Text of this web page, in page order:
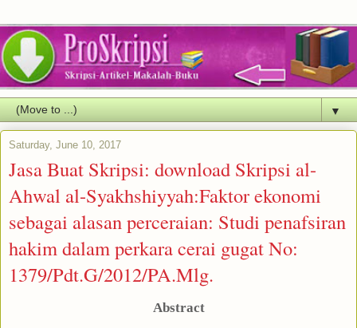
▼
Saturday, June 10, 2017
Jasa Buat Skripsi: download Skripsi al-
Ahwal al-Syakhshiyyah:Faktor ekonomi
sebagai alasan perceraian: Studi penafsiran
hakim dalam perkara cerai gugat No:
1379/Pdt.G/2012/PA.Mlg.
Abstract